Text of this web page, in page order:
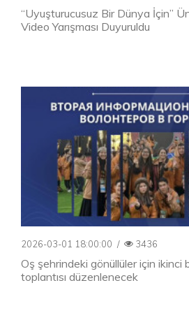
“Uyuşturucusuz Bir Dünya İçin”
Video Yarışması Duyuruldu
2026-03-01 18:00:00 / 3436
Oş şehrindeki gönüllüler için ikinci
toplantısı düzenlenecek